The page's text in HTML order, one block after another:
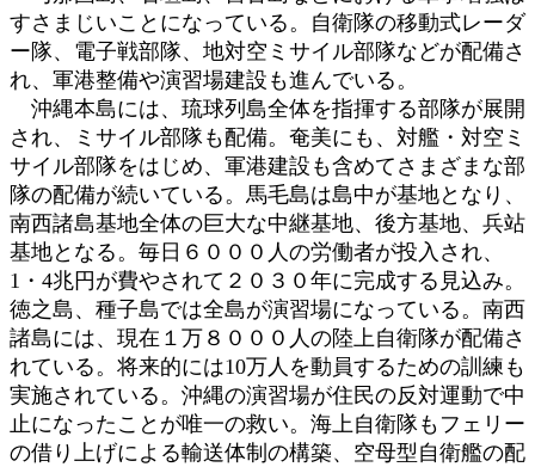
すさまじいことになっている。自衛隊の移動式レーダ
ー隊、電子戦部隊、地対空ミサイル部隊などが配備さ
れ、軍港整備や演習場建設も進んでいる。
沖縄本島には、琉球列島全体を指揮する部隊が展開
され、ミサイル部隊も配備。奄美にも、対艦・対空ミ
サイル部隊をはじめ、軍港建設も含めてさまざまな部
隊の配備が続いている。馬毛島は島中が基地となり、
南西諸島基地全体の巨大な中継基地、後方基地、兵站
基地となる。毎日６０００人の労働者が投入され、
1・4兆円が費やされて２０３０年に完成する見込み。
徳之島、種子島では全島が演習場になっている。南西
諸島には、現在１万８０００人の陸上自衛隊が配備さ
れている。将来的には10万人を動員するための訓練も
実施されている。沖縄の演習場が住民の反対運動で中
止になったことが唯一の救い。海上自衛隊もフェリー
の借り上げによる輸送体制の構築、空母型自衛艦の配